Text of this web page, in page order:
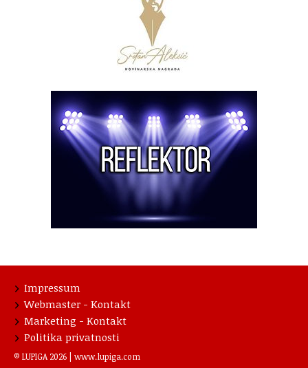
Impressum
Webmaster - Kontakt
Marketing - Kontakt
Politika privatnosti
© LUPIGA 2026 | www.lupiga.com